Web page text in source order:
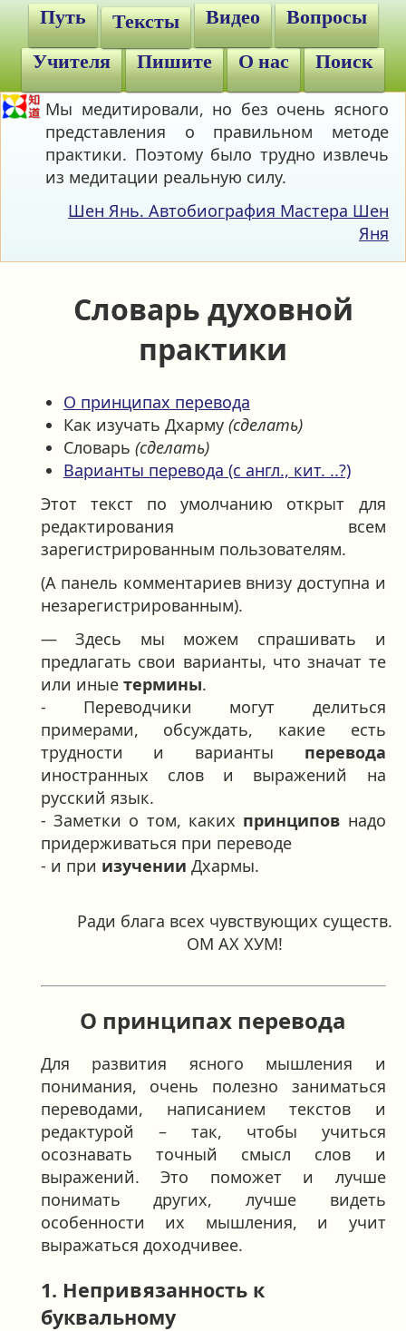
Путь Тексты Видео Вопросы
Учителя Пишите О нас Поиск
Мы медитировали, но без очень ясного
представления о правильном методе
практики. Поэтому было трудно извлечь
из медитации реальную силу.
Шен Янь. Автобиография Мастера Шен
Яня
Словарь духовной
практики
О принципах перевода
Как изучать Дхарму (сделать)
Словарь (сделать)
Варианты перевода (с англ., кит. ..?)
Этот текст по умолчанию открыт для
редактирования всем
зарегистрированным пользователям.
(А панель комментариев внизу доступна и
незарегистрированным).
— Здесь мы можем спрашивать и
предлагать свои варианты, что значат те
или иные термины.
- Переводчики могут делиться
примерами, обсуждать, какие есть
трудности и варианты перевода
иностранных слов и выражений на
русский язык.
- Заметки о том, каких принципов надо
придерживаться при переводе
- и при изучении Дхармы.
Ради блага всех чувствующих существ.
ОМ АХ ХУМ!
О принципах перевода
Для развития ясного мышления и
понимания, очень полезно заниматься
переводами, написанием текстов и
редактурой – так, чтобы учиться
осознавать точный смысл слов и
выражений. Это поможет и лучше
понимать других, лучше видеть
особенности их мышления, и учит
выражаться доходчивее.
1. Непривязанность к
буквальному